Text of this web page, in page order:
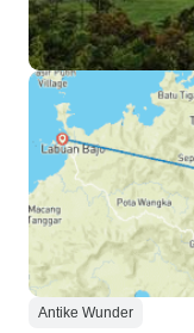
Antike Wunder